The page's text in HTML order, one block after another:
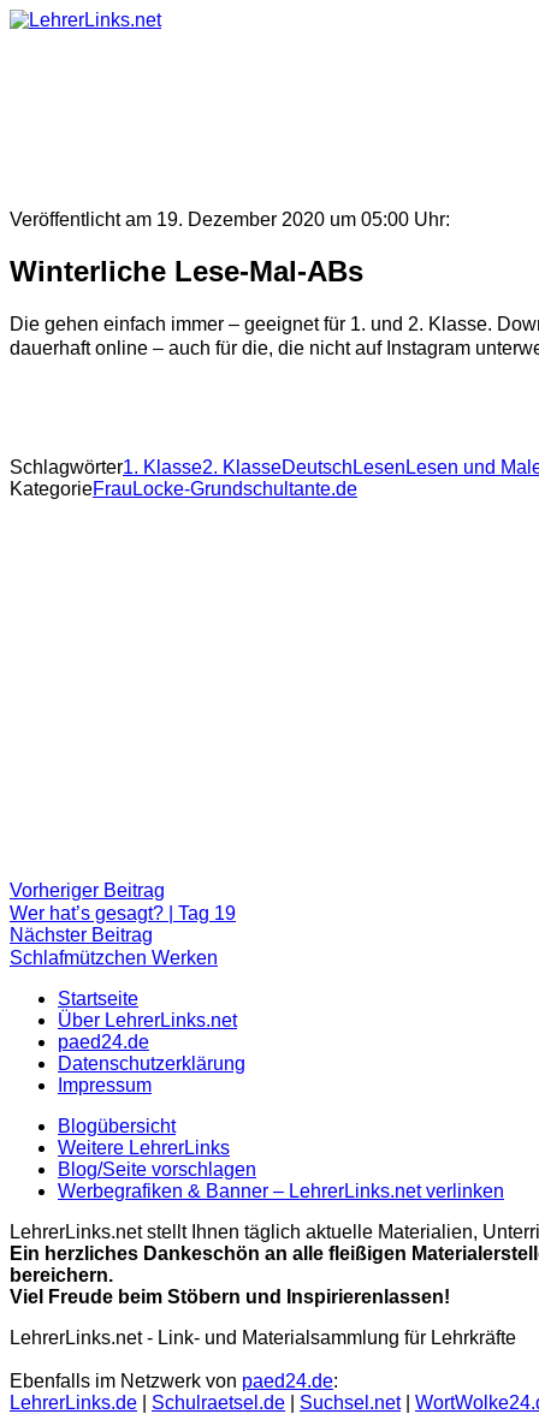
Skip
Veröffentlicht am 19. Dezember 2020 um 05:00 Uhr:
Winterliche Lese-Mal-ABs
Die gehen einfach immer – geeignet für 1. und 2. Klasse.
dauerhaft online – auch für die, die nicht auf Instagram
Schlagwörter1. Klasse2. KlasseDeutsch Lesen Lesen und
KategorieFrauLocke-Grundschultante.de
Beitragsnavigation
Vorheriger Beitrag
Beitrag:
Wer hat’s gesagt? | Tag 19
Nächster Beitrag
Beitrag
Schlafmützchen Werken
Startseite
Über LehrerLinks.net
paed24.de
Datenschutzerklärung
Impressum
Blogübersicht
Weitere LehrerLinks
Blog/Seite vorschlagen
Werbegrafiken & Banner – LehrerLinks.net verlinken
LehrerLinks.net stellt Ihnen täglich aktuelle Materialien,
Ein herzliches Dankeschön an alle fleißigen
bereichern.
Viel Freude beim Stöbern und Inspirierenlassen!
LehrerLinks.net - Link- und Materialsammlung für Lehrkräfte
Ebenfalls im Netzwerk von paed24.de:
LehrerLinks.de
Schulraetsel.de Suchsel.net|